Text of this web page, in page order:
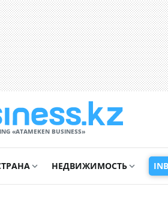
«ATAMEKЕN BUSINESS»
НЕДВИЖИМОСТЬ